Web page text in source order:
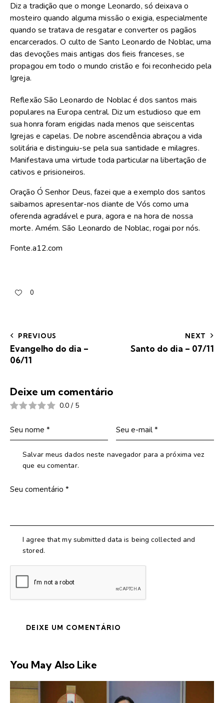
Diz a tradição que o monge Leonardo, só deixava o
mosteiro quando alguma missão o exigia, especialmente
quando se tratava de resgatar e converter os pagãos
encarcerados. O culto de Santo Leonardo de Noblac, uma
das devoções mais antigas dos fieis franceses, se
propagou em todo o mundo cristão e foi reconhecido pela
Igreja.
Reflexão São Leonardo de Noblac é dos santos mais
populares na Europa central. Diz um estudioso que em
sua honra foram erigidas nada menos que seiscentas
Igrejas e capelas. De nobre ascendência abraçou a vida
solitária e distinguiu-se pela sua santidade e milagres.
Manifestava uma virtude toda particular na libertação de
cativos e prisioneiros.
Oração Ó Senhor Deus, fazei que a exemplo dos santos
saibamos apresentar-nos diante de Vós como uma
oferenda agradável e pura, agora e na hora de nossa
morte. Amém. São Leonardo de Noblac, rogai por nós.
Fonte.a12.com
0
PREVIOUS
Evangelho do dia –
06/11
NEXT
Santo do dia – 07/11
Deixe um comentário
0.0 / 5
Salvar meus dados neste navegador para a próxima vez
que eu comentar.
I agree that my submitted data is being collected and
stored.
You May Also Like